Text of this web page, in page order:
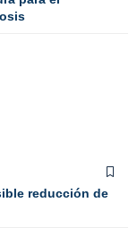
reducción de